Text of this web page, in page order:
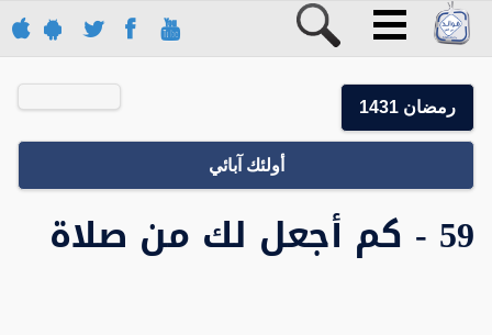
رمضان 1431
أولئك آبائي
59 - كم أجعل لك من صلاة